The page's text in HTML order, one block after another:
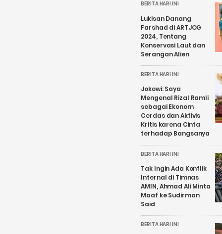
BERITA HARI INI
Lukisan Danang
Farshad di ARTJOG
2024, Tentang
Konservasi Laut dan
Serangan Alien
BERITA HARI INI
Jokowi: Saya
Mengenal Rizal Ramli
sebagai Ekonom
Cerdas dan Aktivis
Kritis karena Cinta
terhadap Bangsanya
BERITA HARI INI
Tak Ingin Ada Konflik
Internal di Timnas
AMIN, Ahmad Ali Minta
Maaf ke Sudirman
Said
BERITA HARI INI